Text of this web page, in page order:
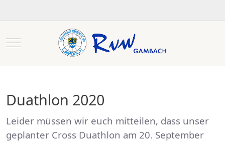
Mobile Menu Toggle
Duathlon 2020
Leider müssen wir euch mitteilen, dass unser
geplanter Cross Duathlon am 20. September